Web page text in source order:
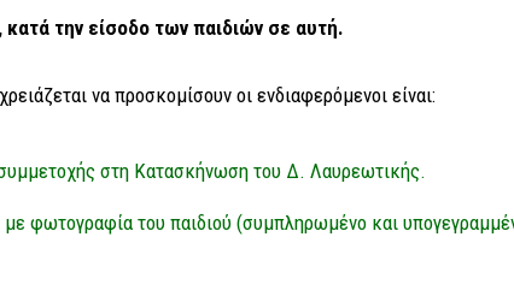
την είσοδο των παιδιών σε αυτή.
να προσκομίσουν οι ενδιαφερόμενοι είναι:
στη Κατασκήνωση του Δ. Λαυρεωτικής.
με φωτογραφία του παιδιού (συμπληρωμένο και